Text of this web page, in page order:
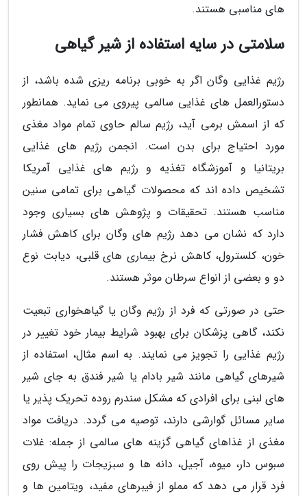
های مناسبی هستند.
سلامتی در سایه استفاده از شیر گیاهی
رژیم غذایی وگان اگر به خوبی برنامه ریزی شده باشد، از
دستورالعمل های غذایی سالمی پیروی می نماید. همانطور
که از اسمش برمی آید، رژیم سالم حاوی تمام مواد مغذی
مورد احتیاج برای بدن است. انجمن رژیم های غذایی
بریتانیا و آموزشگاه تغذیه و رژیم های غذایی آمریکا
تشخیص داده اند که محصولات گیاهی برای تمامی سنین
مناسب هستند. تحقیقات و پژوهش های بسیاری وجود
دارد که نشان می دهد رژیم های وگان برای کاهش فشار
خون، کلسترول، کاهش نرخ بیماری های قلبی، دیابت نوع
دو و بعضی از انواع سرطان موثر هستند.
حتی در صورتی که فرد از رژیم وگان یا گیاهخواری تبعیت
نکند، گاهی پزشکان برای بهبود شرایط بیمار خود تغییر در
رژیم غذایی را تجویز می نمایند. به اسم مثال، استفاده از
شیرهای گیاهی مانند شیر بادام یا شیر فندق به جای شیر
های لبنی برای افرادی که مشکل سندرم روده تحریک پذیر یا
سایر مسائل گوارشی دارند، توصیه می گردد. دریافت مواد
مغذی از غذاهای گیاهی گزینه های سالمی از جمله: غلات
سبوس دار، میوه، آجیل، دانه ها و سبزیجات را پیش روی
فرد قرار می دهد که مملو از فیبرهای مفید، ویتامین ها و